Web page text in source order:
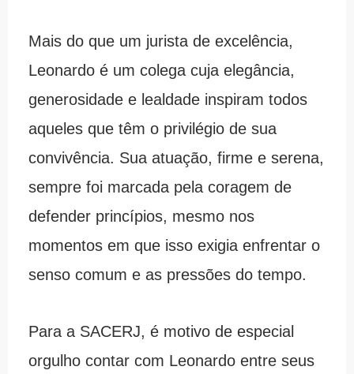
Mais do que um jurista de excelência,
Leonardo é um colega cuja elegância,
generosidade e lealdade inspiram todos
aqueles que têm o privilégio de sua
convivência. Sua atuação, firme e serena,
sempre foi marcada pela coragem de
defender princípios, mesmo nos
momentos em que isso exigia enfrentar o
senso comum e as pressões do tempo.
Para a SACERJ, é motivo de especial
orgulho contar com Leonardo entre seus